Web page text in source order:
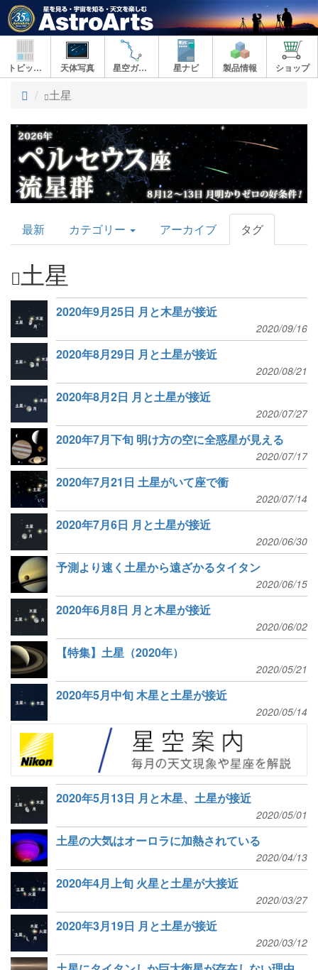
トピックス 天体写真 星空ガイド 星ナビ 製品情報 ショップ
ト
プ
土星
AstroArts
Topics
最新 カテゴリー アーカイブ タグ
土星
2020年9月25日 月と木星が接近
2020/09/16
2020年8月29日 月と土星が接近
2020/08/21
2020年8月2日 月と土星が接近
2020/07/27
2020年7月下旬 明け方の空に全惑星が見える
2020/07/17
2020年7月21日 土星がいて座で衝
2020/07/14
2020年7月6日 月と土星が接近
2020/06/30
予測より速く土星から遠ざかるタイタン
2020/06/15
2020年6月8日 月と木星が接近
2020/06/02
【特集】土星（2020年）
2020/05/21
2020年5月中旬 木星と土星が接近
2020/05/14
2020年5月13日 月と木星、土星が接近
2020/05/01
土星の大気はオーロラに加熱されている
2020/04/13
2020年4月上旬 火星と土星が大接近
2020/03/27
2020年3月19日 月と土星が接近
2020/03/12